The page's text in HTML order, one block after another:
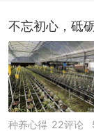
不忘初心，砥
种养心得 22评论